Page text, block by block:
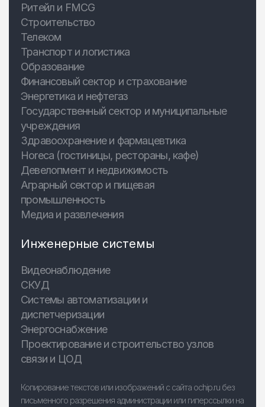
Ритейл и FMCG
Строительство
Телеком
Транспорт и логистика
Образование
Финансовый сектор и страхование
Энергетика и нефтегаз
Государственный сектор и муниципальные
учреждения
Здравоохранение и фармацевтика
Horeca (гостиницы, рестораны, кафе)
Девелопмент и недвижимость
Аграрный сектор и пищевая
промышленность
Медиа и развлечения
Инженерные системы
Видеонаблюдение
СКУД
Системы автоматизации и
диспетчеризации
Энергоснабжение
Проектирование и строительство узлов
связи и ЦОД
Копирование текстов или изображений с сайта ochip.ru без
письменного разрешения администрации или гиперссылки на